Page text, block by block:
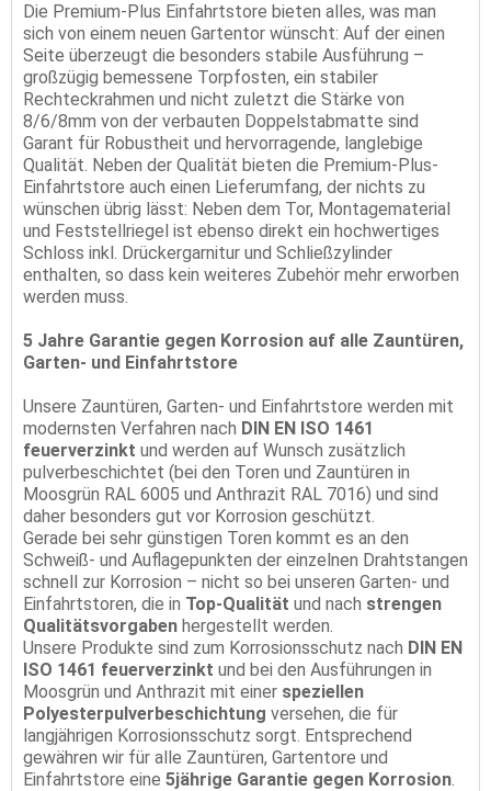
Die Premium-Plus Einfahrtstore bieten alles, was man
sich von einem neuen Gartentor wünscht: Auf der einen
Seite überzeugt die besonders stabile Ausführung –
großzügig bemessene Torpfosten, ein stabiler
Rechteckrahmen und nicht zuletzt die Stärke von
8/6/8mm von der verbauten Doppelstabmatte sind
Garant für Robustheit und hervorragende, langlebige
Qualität. Neben der Qualität bieten die Premium-Plus-
Einfahrtstore auch einen Lieferumfang, der nichts zu
wünschen übrig lässt: Neben dem Tor, Montagematerial
und Feststellriegel ist ebenso direkt ein hochwertiges
Schloss inkl. Drückergarnitur und Schließzylinder
enthalten, so dass kein weiteres Zubehör mehr erworben
werden muss.
5 Jahre Garantie gegen Korrosion auf alle Zauntüren,
Garten- und Einfahrtstore
Unsere Zauntüren, Garten- und Einfahrtstore werden mit
modernsten Verfahren nach DIN EN ISO 1461
feuerverzinkt und werden auf Wunsch zusätzlich
pulverbeschichtet (bei den Toren und Zauntüren in
Moosgrün RAL 6005 und Anthrazit RAL 7016) und sind
daher besonders gut vor Korrosion geschützt.
Gerade bei sehr günstigen Toren kommt es an den
Schweiß- und Auflagepunkten der einzelnen Drahtstangen
schnell zur Korrosion – nicht so bei unseren Garten- und
Einfahrtstoren, die in Top-Qualität und nach strengen
Qualitätsvorgaben hergestellt werden.
Unsere Produkte sind zum Korrosionsschutz nach DIN EN
ISO 1461 feuerverzinkt und bei den Ausführungen in
Moosgrün und Anthrazit mit einer speziellen
Polyesterpulverbeschichtung versehen, die für
langjährigen Korrosionsschutz sorgt. Entsprechend
gewähren wir für alle Zauntüren, Gartentore und
Einfahrtstore eine 5jährige Garantie gegen Korrosion.